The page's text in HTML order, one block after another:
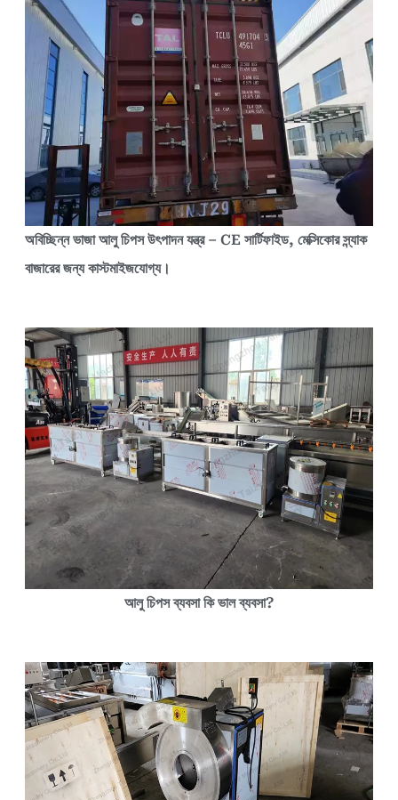
অবিচ্ছিন্ন ভাজা আলু চিপস উৎপাদন যন্ত্র – CE সার্টিফাইড, মেক্সিকোর স্ন্যাক
বাজারের জন্য কাস্টমাইজযোগ্য।
আলু চিপস ব্যবসা কি ভাল ব্যবসা?